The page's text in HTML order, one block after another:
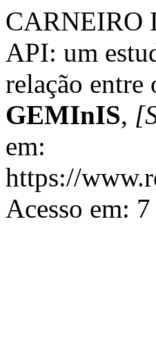
CARNEIRO
API: um
relação
GEMInIS,
em:
https://
Acesso em: